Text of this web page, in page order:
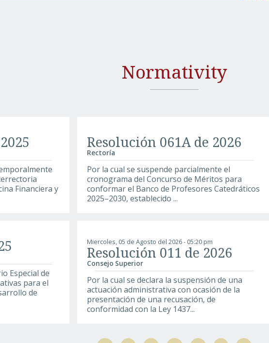
Normativity
Financiera y
Resolución 061A de 2026
Rectoría
Por la cual se suspende parcialmente el
cronograma del Concurso de Méritos para
conformar el Banco de Profesores Catedráticos
2025–2030, establecido ...
Especial de
para el
de
Miercoles, 05 de Agosto del 2026 - 05:20 pm
Resolución 011 de 2026
Consejo Superior
Por la cual se declara la suspensión de una
actuación administrativa con ocasión de la
presentación de una recusación, de
conformidad con la Ley 1437...